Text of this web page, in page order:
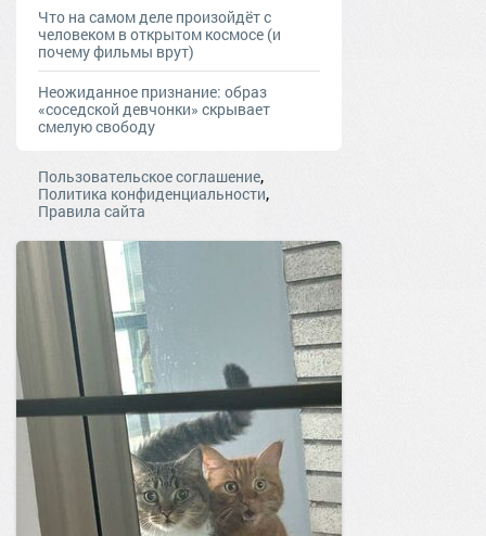
Что на самом деле произойдёт с
человеком в открытом космосе (и
почему фильмы врут)
Неожиданное признание: образ
«соседской девчонки» скрывает
смелую свободу
Пользовательское соглашение,
Политика конфиденциальности,
Правила сайта